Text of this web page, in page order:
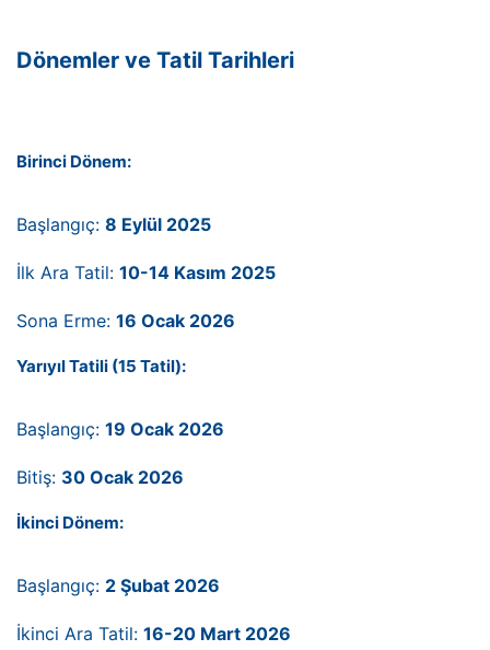
Dönemler ve Tatil Tarihleri
Birinci Dönem:
Başlangıç: 8 Eylül 2025
İlk Ara Tatil: 10-14 Kasım 2025
Sona Erme: 16 Ocak 2026
Yarıyıl Tatili (15 Tatil):
Başlangıç: 19 Ocak 2026
Bitiş: 30 Ocak 2026
İkinci Dönem:
Başlangıç: 2 Şubat 2026
İkinci Ara Tatil: 16-20 Mart 2026